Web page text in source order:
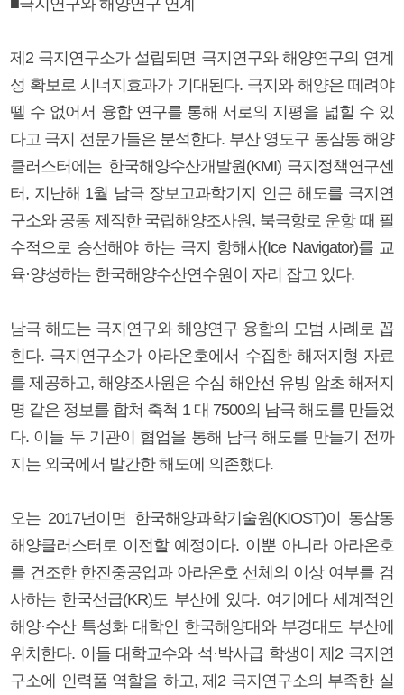
제2 극지연구소가 설립되면 극지연구와 해양연구의 연계
성 확보로 시너지효과가 기대된다. 극지와 해양은 떼려야
뗄 수 없어서 융합 연구를 통해 서로의 지평을 넓힐 수 있
다고 극지 전문가들은 분석한다. 부산 영도구 동삼동 해양
클러스터에는 한국해양수산개발원(KMI) 극지정책연구센
터, 지난해 1월 남극 장보고과학기지 인근 해도를 극지연
구소와 공동 제작한 국립해양조사원, 북극항로 운항 때 필
수적으로 승선해야 하는 극지 항해사(Ice Navigator)를 교
육·양성하는 한국해양수산연수원이 자리 잡고 있다.
남극 해도는 극지연구와 해양연구 융합의 모범 사례로 꼽
힌다. 극지연구소가 아라온호에서 수집한 해저지형 자료
를 제공하고, 해양조사원은 수심 해안선 유빙 암초 해저지
명 같은 정보를 합쳐 축척 1 대 7500의 남극 해도를 만들었
다. 이들 두 기관이 협업을 통해 남극 해도를 만들기 전까
지는 외국에서 발간한 해도에 의존했다.
오는 2017년이면 한국해양과학기술원(KIOST)이 동삼동
해양클러스터로 이전할 예정이다. 이뿐 아니라 아라온호
를 건조한 한진중공업과 아라온호 선체의 이상 여부를 검
사하는 한국선급(KR)도 부산에 있다. 여기에다 세계적인
해양·수산 특성화 대학인 한국해양대와 부경대도 부산에
위치한다. 이들 대학교수와 석·박사급 학생이 제2 극지연
구소에 인력풀 역할을 하고, 제2 극지연구소의 부족한 실